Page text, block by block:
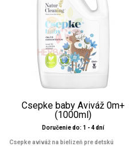
Csepke baby Aviváž 0m+
(1000ml)
Doručenie do: 1 - 4 dní
Csepke aviváž na bielizeň pre detskú